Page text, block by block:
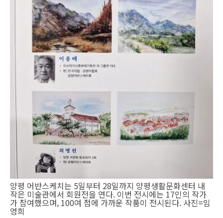
양평 어반스케치는 5일부터 28일까지 양평생활문화센터 내
작은 미술관에서 회원전을 연다. 이번 전시에는 17인의 작가
가 참여했으며, 100여 점에 가까운 작품이 전시된다. 사진=임
영희